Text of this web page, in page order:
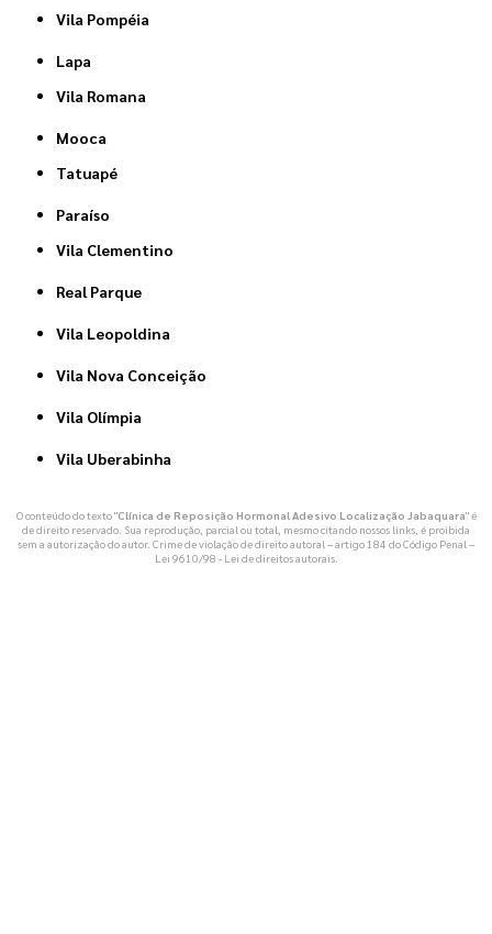
Vila Pompéia
Lapa
Vila Romana
Mooca
Tatuapé
Paraíso
Vila Clementino
Real Parque
Vila Leopoldina
Vila Nova Conceição
Vila Olímpia
Vila Uberabinha
O conteúdo do texto "Clínica de Reposição Hormonal Adesivo Localização Jabaquara" é
de direito reservado. Sua reprodução, parcial ou total, mesmo citando nossos links, é proibida
sem a autorização do autor. Crime de violação de direito autoral – artigo 184 do Código Penal –
Lei 9610/98 - Lei de direitos autorais.